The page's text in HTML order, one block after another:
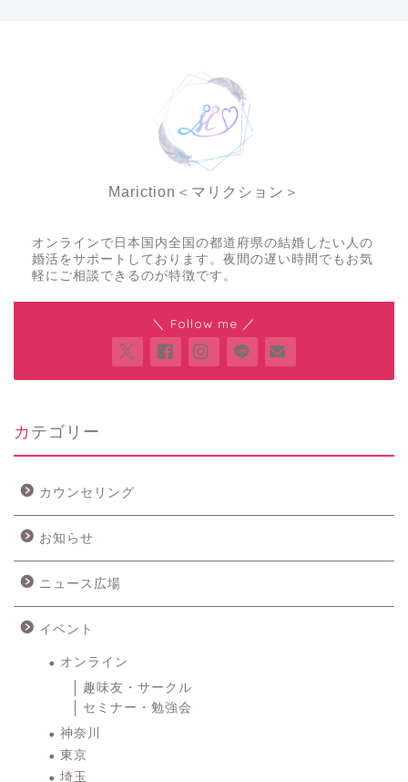
Mariction＜マリクション＞
オンラインで日本国内全国の都道府県の結婚したい人の
婚活をサポートしております。夜間の遅い時間でもお気
軽にご相談できるのが特徴です。
＼ Follow me ／
カテゴリー
カウンセリング
お知らせ
ニュース広場
イベント
オンライン
趣味友・サークル
セミナー・勉強会
神奈川
東京
埼玉